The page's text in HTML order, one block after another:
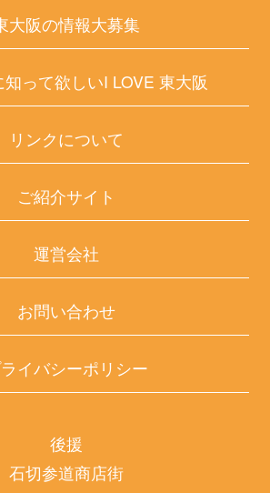
大阪の情報大募集
って欲しいI LOVE 東大阪
リンクについて
ご紹介サイト
運営会社
お問い合わせ
イバシーポリシー
後援
石切参道商店街